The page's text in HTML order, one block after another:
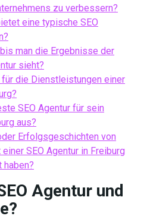
zu verbessern?
eine typische SEO
man die Ergebnisse der
sieht?
die Dienstleistungen einer
SEO Agentur für sein
aus?
Erfolgsgeschichten von
SEO Agentur in Freiburg
haben?
Agentur und